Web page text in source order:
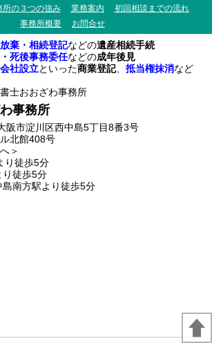
所の３つの強み 業務案内
初回相談までの流れ
事務所概要
お問合せ
棄・相続登記などの遺産相続手続
死後事務委任などの成年後見
社設立といった商業登記、 抵当権抹消など
士おおざわ事務所
事務所
阪市淀川区西中島5丁目8番3号
北館408号
＞
り徒歩5分
り徒歩5分
南方駅より徒歩5分